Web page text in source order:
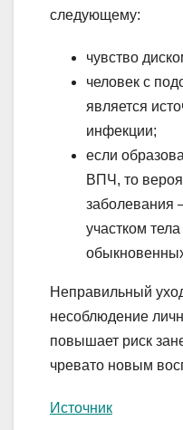
следующему:
чувство
человек с
является
инфекции;
если
ВПЧ, то
заболевания
участком
Неправильный
несоблюдение
повышает риск
чревато новым
Источник